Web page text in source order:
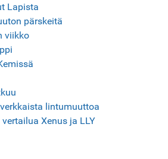
Lapista
pärskeitä
viikko
verkkaista lintumuuttoa
Xenus ja LLY